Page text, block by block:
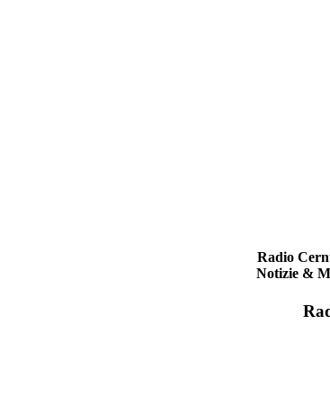
Radio
Notizie &